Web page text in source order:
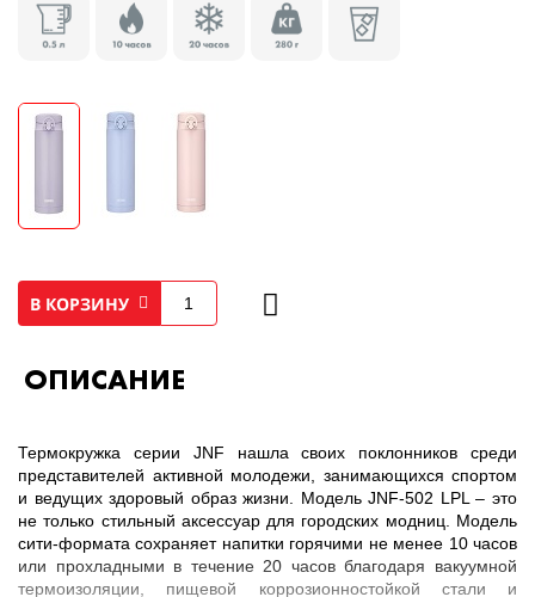
В КОРЗИНУ
ОПИСАНИЕ
Термокружка серии JNF нашла своих поклонников среди
представителей активной молодежи, занимающихся спортом
и ведущих здоровый образ жизни. Модель JNF-502 LPL – это
не только стильный аксессуар для городских модниц. Модель
сити-формата сохраняет напитки горячими не менее 10 часов
или прохладными в течение 20 часов благодаря вакуумной
термоизоляции, пищевой коррозионностойкой стали и